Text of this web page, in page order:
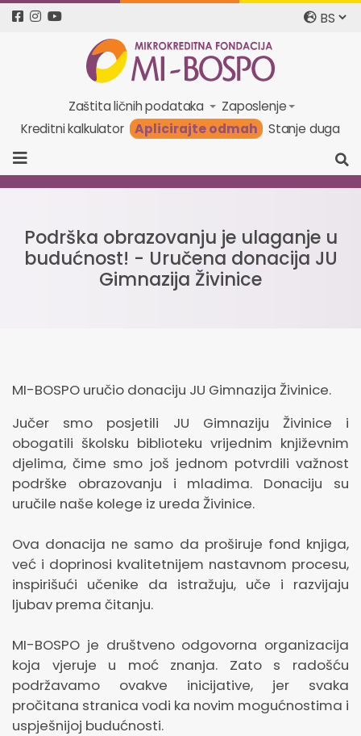
Zaštita ličnih podataka
Zaposlenje
Kreditni kalkulator
Aplicirajte odmah Stanje duga
Podrška obrazovanju je ulaganje u
budućnost! - Uručena donacija JU
Gimnazija Živinice
MI-BOSPO uručio donaciju JU Gimnazija Živinice.
Jučer smo posjetili JU Gimnaziju Živinice i
obogatili školsku biblioteku vrijednim književnim
djelima, čime smo još jednom potvrdili važnost
podrške obrazovanju i mladima. Donaciju su
uručile naše kolege iz ureda Živinice.
Ova donacija ne samo da proširuje fond knjiga,
već i doprinosi kvalitetnijem nastavnom procesu,
inspirišući učenike da istražuju, uče i razvijaju
ljubav prema čitanju.
MI-BOSPO je društveno odgovorna organizacija
koja vjeruje u moć znanja. Zato s radošću
podržavamo ovakve inicijative, jer svaka
pročitana stranica vodi ka novim mogućnostima i
uspješnijoj budućnosti.